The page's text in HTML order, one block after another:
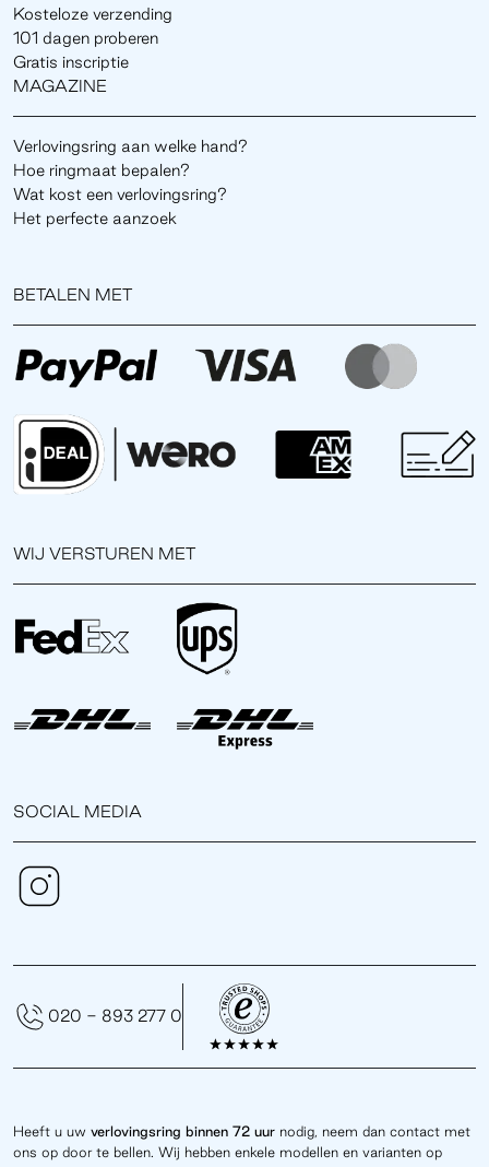
Kosteloze verzending
101 dagen proberen
Gratis inscriptie
MAGAZINE
Verlovingsring aan welke hand?
Hoe ringmaat bepalen?
Wat kost een verlovingsring?
Het perfecte aanzoek
BETALEN MET
WIJ VERSTUREN MET
SOCIAL MEDIA
Heeft u uw verlovingsring binnen 72 uur nodig, neem dan contact met
ons op door te bellen. Wij hebben enkele modellen en varianten op
020 - 893 277 0